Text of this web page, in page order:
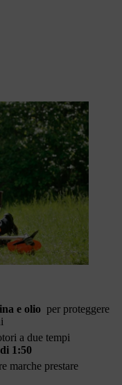
usa per il
e olio per proteggere
a due tempi
1:50
marche prestare